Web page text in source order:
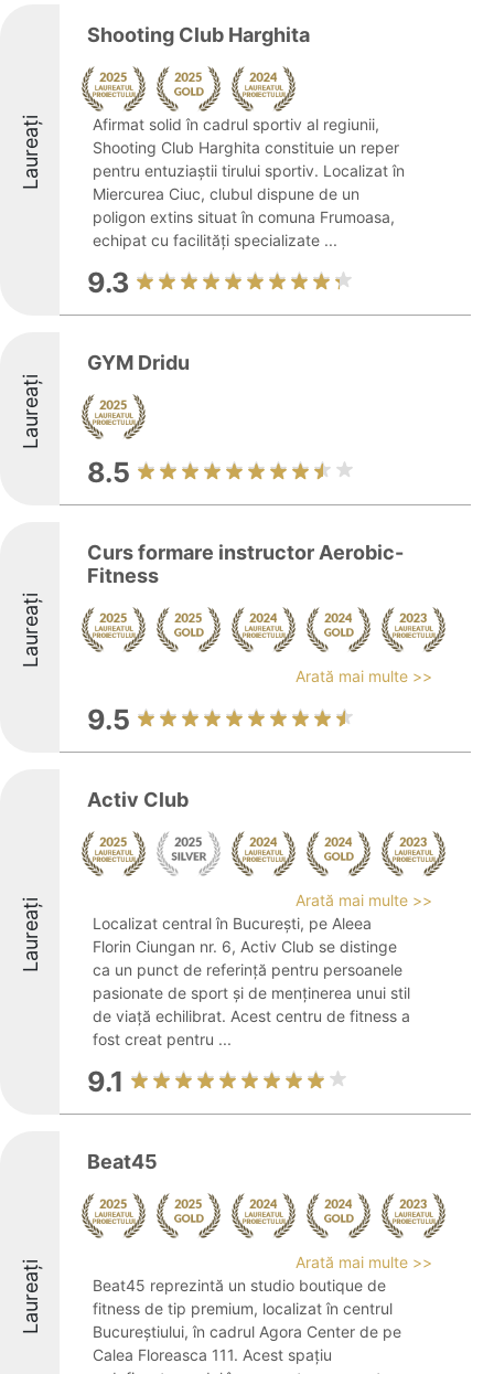
Laureați
Shooting Club Harghita
Afirmat solid în cadrul sportiv al regiunii,
Shooting Club Harghita constituie un reper
pentru entuziaștii tirului sportiv. Localizat în
Miercurea Ciuc, clubul dispune de un
poligon extins situat în comuna Frumoasa,
echipat cu facilități specializate ...
9.3
Laureați
GYM Dridu
8.5
Laureați
Curs formare instructor Aerobic-
Fitness
Arată mai multe >>
9.5
Laureați
Activ Club
Arată mai multe >>
Localizat central în București, pe Aleea
Florin Ciungan nr. 6, Activ Club se distinge
ca un punct de referință pentru persoanele
pasionate de sport și de menținerea unui stil
de viață echilibrat. Acest centru de fitness a
fost creat pentru ...
9.1
Laureați
Beat45
Arată mai multe >>
Beat45 reprezintă un studio boutique de
fitness de tip premium, localizat în centrul
Bucureștiului, în cadrul Agora Center de pe
Calea Floreasca 111. Acest spațiu